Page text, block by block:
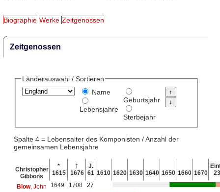
Biographie Werke Zeitgenossen
Zeitgenossen
Länderauswahl / Sortieren
Name
Lebensjahre
Geburtsjahr
Sterbejahr
Spalte 4 = Lebensalter des Komponisten / Anzahl der
gemeinsamen Lebensjahre
Christopher
Gibbons
*
1615
†
1676
J.
61 1610 1620 1630 1640 1650 1660 1670
Blow, John 1649 1708
27